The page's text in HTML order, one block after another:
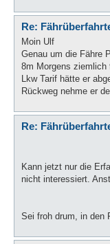
Re:
Moin Ulf
Genau um die Fähre
8m Morgens ziemlich
Lkw Tarif hätte er
Rückweg nehme er
Re:
Kann jetzt nur die
nicht interessiert.
Sei froh drum, in den